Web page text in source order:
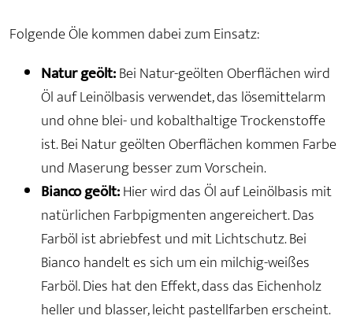
Folgende Öle kommen dabei zum Einsatz:
Natur geölt:Bei Natur-geölten Oberflächen wird
Öl auf Leinölbasis verwendet, das lösemittelarm
und ohne blei- und kobalthaltige Trockenstoffe
ist. Bei Natur geölten Oberflächen kommen Farbe
und Maserung besser zum Vorschein.
Bianco geölt:Hier wird das Öl auf Leinölbasis mit
natürlichen Farbpigmenten angereichert. Das
Farböl ist abriebfest und mit Lichtschutz. Bei
Bianco handelt es sich um ein milchig-weißes
Farböl. Dies hat den Effekt, dass das Eichenholz
heller und blasser, leicht pastellfarben erscheint.